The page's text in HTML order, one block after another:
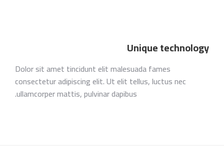
Unique technology
Dolor sit amet tincidunt elit malesuada fames
consectetur adipiscing elit. Ut elit tellus, luctus nec
ullamcorper mattis, pulvinar dapibus.